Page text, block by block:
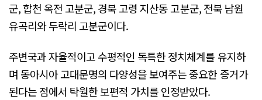
군, 합천 옥전 고분군, 경북 고령 지산동 고분군, 전북 남원
유곡리와 두락리 고분군이다.
주변국과 자율적이고 수평적인 독특한 정치체계를 유지하
며 동아시아 고대문명의 다양성을 보여주는 중요한 증거가
된다는 점에서 탁월한 보편적 가치를 인정받았다.